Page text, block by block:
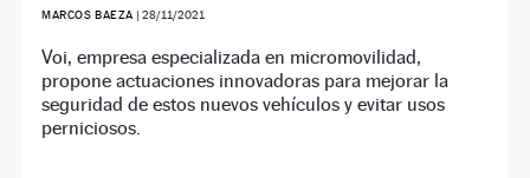
MARCOS BAEZA |28/11/2021
Voi, empresa especializada en micromovilidad,
propone actuaciones innovadoras para mejorar la
seguridad de estos nuevos vehículos y evitar usos
perniciosos.